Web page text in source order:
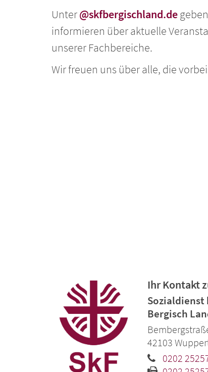
Unter@skfbergischland.de
informieren über aktuelle
unserer Fachbereiche.
Wir freuen uns über alle, die
Ihr Kontakt
Sozialdienst
Bergisch
42103
0202